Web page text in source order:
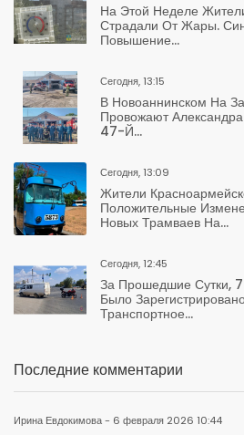
На Этой Неделе
Страдали От Жары.
Повышение...
Сегодня, 13:15
В Новоаннинском На
Провожают
47-Й...
Сегодня, 13:09
Жители
Положительные
Новых Трамваев На...
Сегодня, 12:45
За Прошедшие Сутки, 7
Было
Транспортное...
Последние комментарии
Ирина Евдокимова - 6 февраля 2026 10:44